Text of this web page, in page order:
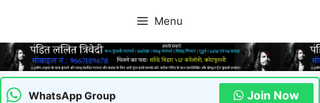
content
Menu
WhatsApp Group Join Now